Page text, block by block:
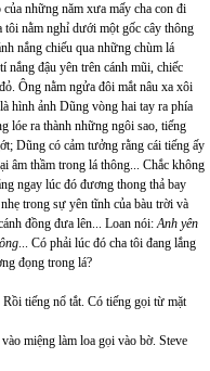
những năm xưa mấy cha con đi
nằm nghỉ dưới một gốc cây thông
nắng chiếu qua những chùm lá
nắng đậu yên trên cánh mũi, chiếc
Ông nằm ngửa đôi mắt nâu xa xôi
hình ảnh Dũng vòng hai tay ra phía
lóe ra thành những ngôi sao, tiếng
Dũng có cảm tưởng rằng cái tiếng ấy
âm thầm trong lá thông... Chắc không
ngay lúc đó đương thong thả bay
trong sự yên tĩnh của bàu trời và
đồng đưa lên... Loan nói:Anh yên
... Có phải lúc đó cha tôi đang lắng
đọng trong lá?
tiếng nổ tắt. Có tiếng gọi từ mặt
miệng làm loa gọi vào bờ. Steve